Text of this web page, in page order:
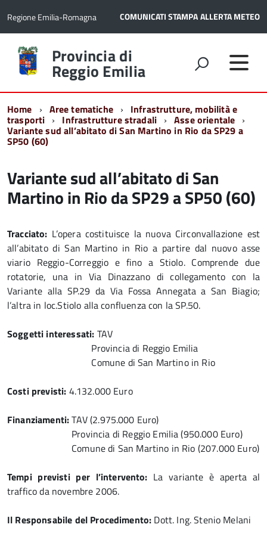
Regione Emilia-Romagna COMUNICATI STAMPAALLERTA METEO
Torna
alla
home
Provincia di
Reggio Emilia
Home Aree tematiche Infrastrutture, mobilità e
trasporti Infrastrutture stradali Asse orientale
Variante sud all’abitato di San Martino in Rio da SP29 a
SP50 (60)
Variante sud all’abitato di San
Martino in Rio da SP29 a SP50 (60)
Tracciato: L’opera costituisce la nuova Circonvallazione est
all’abitato di San Martino in Rio a partire dal nuovo asse
viario Reggio-Correggio e fino a Stiolo. Comprende due
rotatorie, una in Via Dinazzano di collegamento con la
Variante alla SP.29 da Via Fossa Annegata a San Biagio;
l’altra in loc.Stiolo alla confluenza con la SP.50.
Soggetti interessati: TAV
Provincia di Reggio Emilia
Comune di San Martino in Rio
Costi previsti: 4.132.000 Euro
Finanziamenti:TAV (2.975.000 Euro)
Provincia di Reggio Emilia (950.000 Euro)
Comune di San Martino in Rio (207.000 Euro)
Tempi previsti per l’intervento: La variante è aperta al
traffico da novembre 2006.
Il Responsabile del Procedimento: Dott. Ing. Stenio Melani